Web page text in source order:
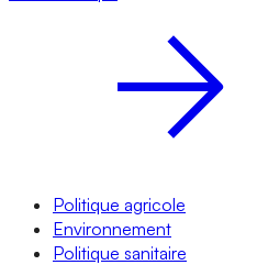
Politique agricole
Environnement
Politique sanitaire